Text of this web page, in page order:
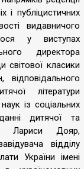
і публіцистичних
видавничого
у виступах
директора
світової класики
літератури
із соціальних
дитячої та
Лариси Дояр,
відділу
України імені